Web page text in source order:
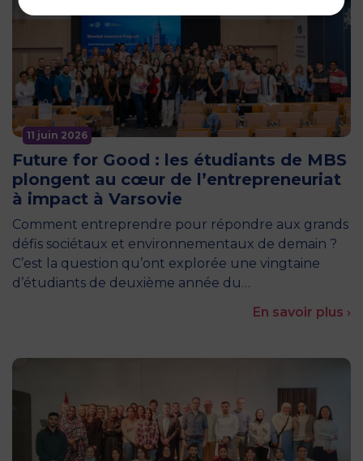
11 juin 2026
Future for Good : les étudiants de MBS
plongent au cœur de l’entrepreneuriat
à impact à Varsovie
Comment entreprendre pour répondre aux grands
défis sociétaux et environnementaux de demain ?
C’est la question qu’ont explorée une vingtaine
d’étudiants de deuxième année du…
En savoir plus ›